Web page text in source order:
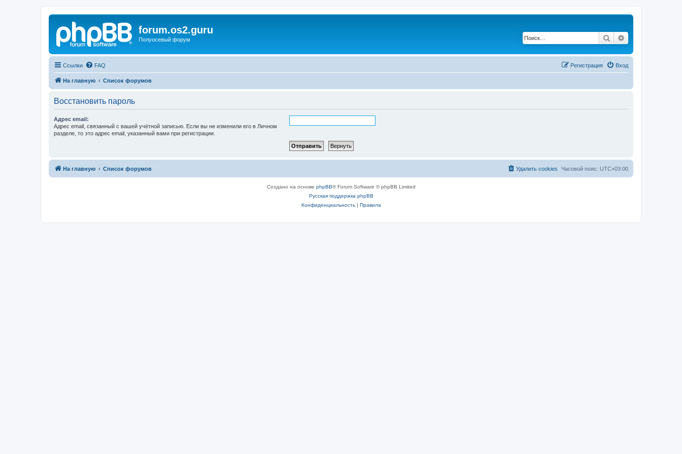
forum.os2.guru
Полуосевый форум Поиск
Ссылки FAQ Вход
Регистрация
На главную Список форумов
Восстановить пароль
Адрес email:
Адрес email, связанный с вашей учётной записью. Если вы не изменили его в Личном
разделе, то это адрес email, указанный вами при регистрации.
На главную Список форумов Часовой пояс: UTC+03:00
Удалить cookies
Создано на основе phpBB® Forum Software © phpBB Limited
Русская поддержка phpBB
Конфиденциальность| Правила